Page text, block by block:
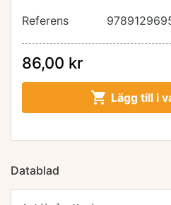
Referens
86,00 kr
 Lägg till i
Datablad